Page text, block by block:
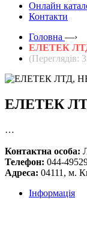
Онлайн
Контакти
Головна —›
ЕЛЕТЕК
(Переглядів:
ЕЛЕТЕК
…
Контактна особа:
Телефон: 044-
Адреса: 04111, м.
Інформація